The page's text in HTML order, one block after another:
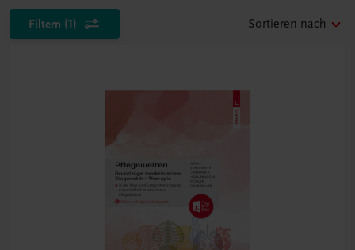
Filtern (1) Sortieren nach